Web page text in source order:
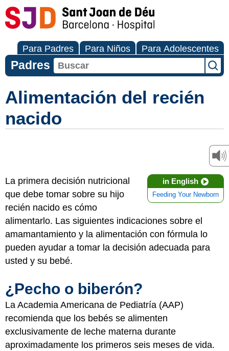
Para Padres Para Niños Para Adolescentes
Padres
Alimentación del recién
nacido
in English
Feeding Your Newborn
La primera decisión nutricional
que debe tomar sobre su hijo
recién nacido es cómo
alimentarlo. Las siguientes indicaciones sobre el
amamantamiento y la alimentación con fórmula lo
pueden ayudar a tomar la decisión adecuada para
usted y su bebé.
¿Pecho o biberón?
La Academia Americana de Pediatría (AAP)
recomienda que los bebés se alimenten
exclusivamente de leche materna durante
aproximadamente los primeros seis meses de vida.